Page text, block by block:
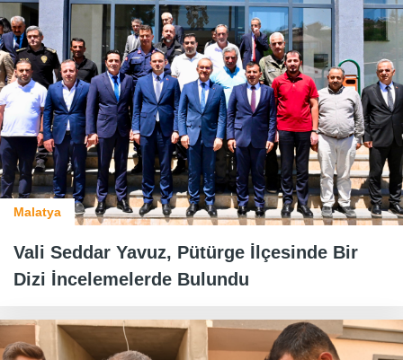
Malatya
Vali Seddar Yavuz, Pütürge İlçesinde Bir
Dizi İncelemelerde Bulundu